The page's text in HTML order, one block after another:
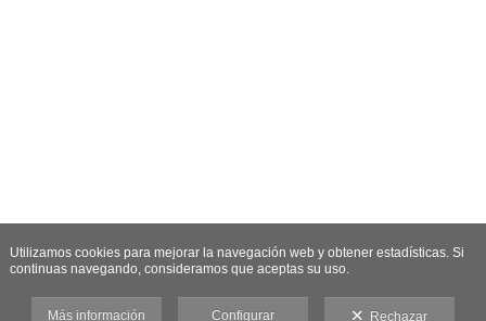
Utilizamos cookies para mejorar la navegación web y obtener estadísticas. Si
continuas navegando, consideramos que aceptas su uso.
Más información Configurar Rechazar